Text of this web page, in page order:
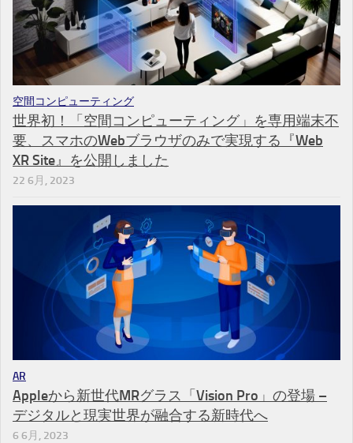
空間コンピューティング
世界初！「空間コンピューティング」を専用端末不
要、スマホのWebブラウザのみで実現する『Web
XR Site』を公開しました
22 6月, 2023
AR
Appleから新世代MRグラス「Vision Pro」の登場 –
デジタルと現実世界が融合する新時代へ
6 6月, 2023